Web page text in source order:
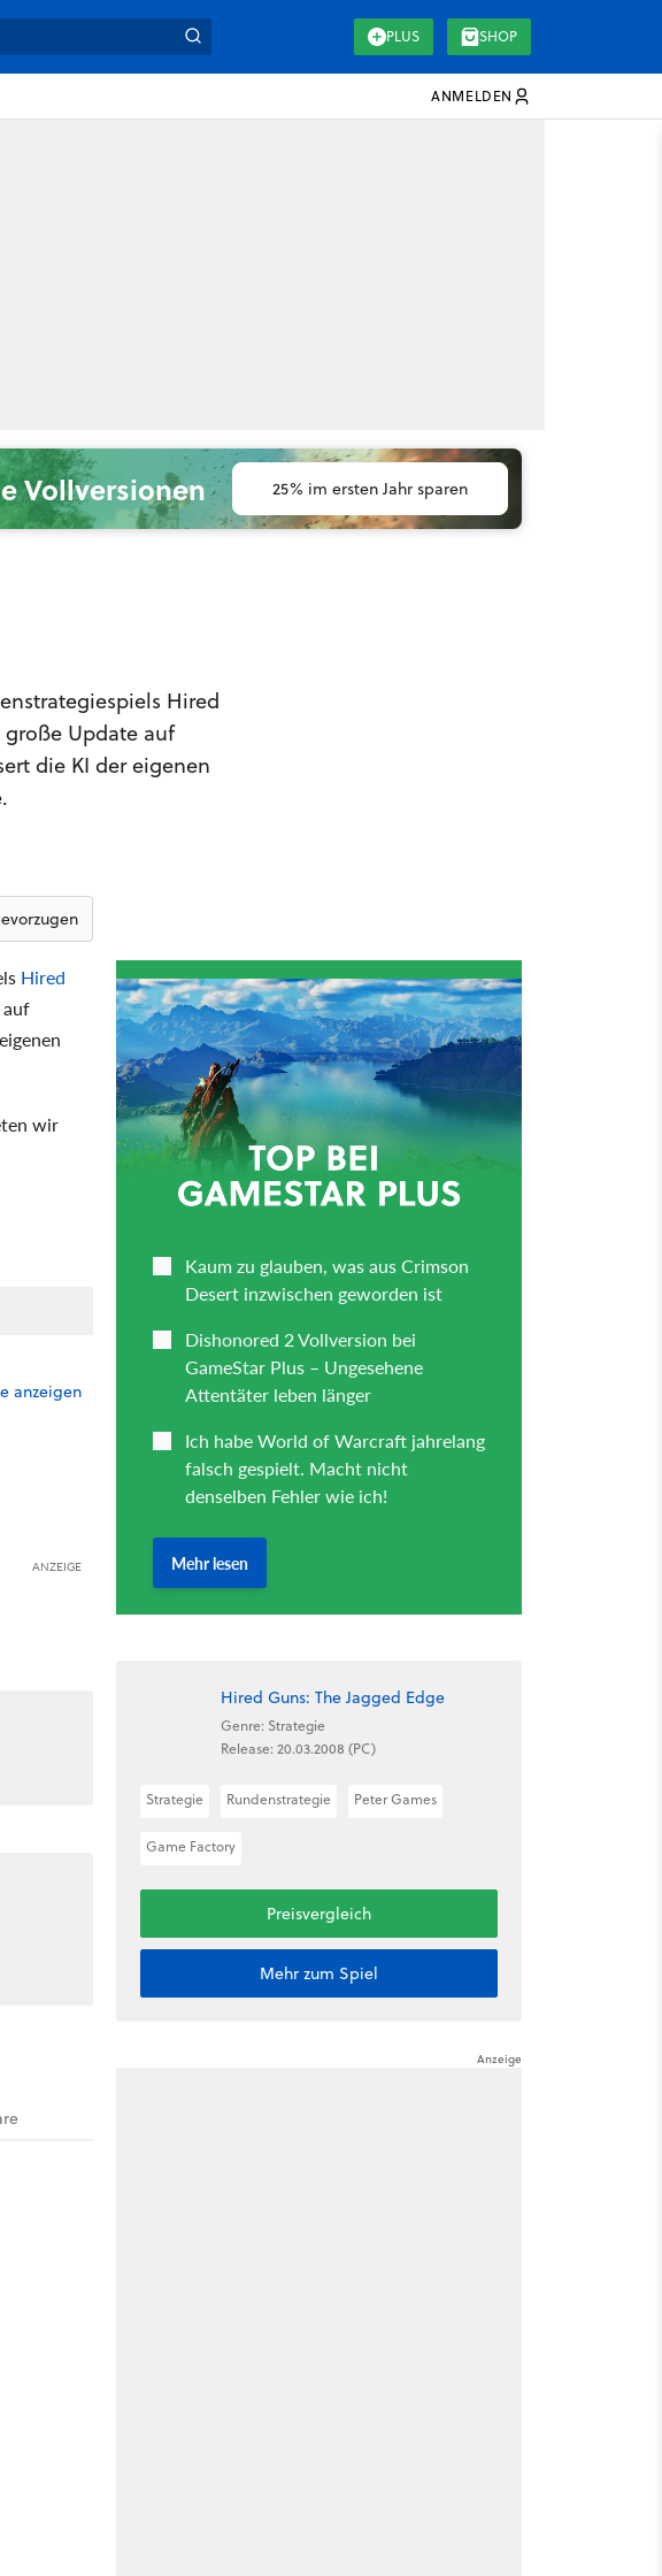
PLUS SHOP
ANMELDEN
Vollversionen 25% im ersten Jahr sparen
Hired
große Update auf
die KI der eigenen
Hired
wir
anzeigen
ANZEIGE
Hired Guns: The Jagged Edge
Genre: Strategie
Release: 20.03.2008 (PC)
Strategie Rundenstrategie Peter Games
Game Factory
Preisvergleich
Mehr zum Spiel